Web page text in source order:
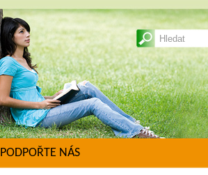
PODPOŘTE NÁS